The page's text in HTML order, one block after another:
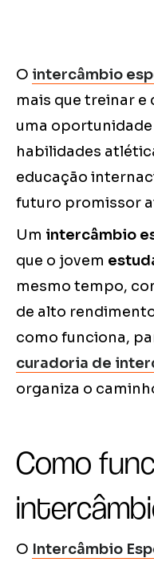
O intercâmbio
mais que treinar
uma
habilidades
educação
futuro promissor
Um intercâmbio
que o jovem
mesmo tempo,
de alto
como funciona,
curadoria de
organiza o
Como
O Intercâmbio